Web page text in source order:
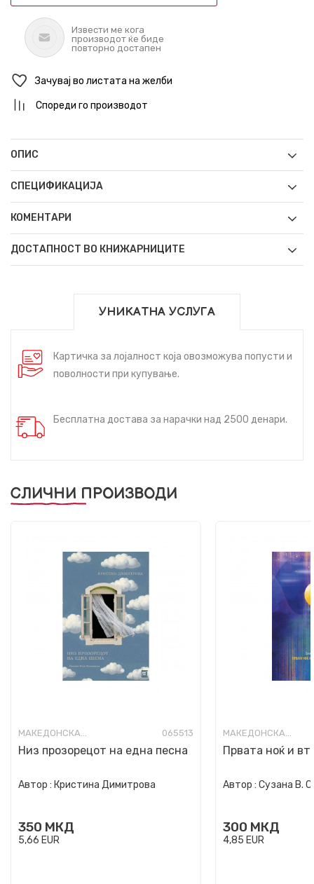
Извести ме кога
производот ќе биде
повторно достапен
Зачувај во листата на желби
Спореди го производот
ОПИС
СПЕЦИФИКАЦИЈА
КОМЕНТАРИ
ДОСТАПНОСТ ВО КНИЖАРНИЦИТЕ
УНИКАТНА УСЛУГА
Картичка за лојалност која овозможува попусти и
поволности при купување.
Бесплатна достава за нарачки над 2500 денари.
СЛИЧНИ ПРОИЗВОДИ
МАКЕДОНСКА ПОЕЗИЈА 065513
Низ прозорецот на една песна
Автор : Кристина Димитрова
350 МКД
5,66 EUR
МАКЕДОНСКА ПОЕЗИЈА
Првата ноќ и
Автор : Сузана В.
300 МКД
4,85 EUR